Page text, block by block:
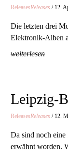
ReleasesReleases / 12.
Die letzten drei
Elektronik-Alben
weiterlesen
Leipzig-
ReleasesReleases / 12.
Da sind noch eine
erwähnt worden.